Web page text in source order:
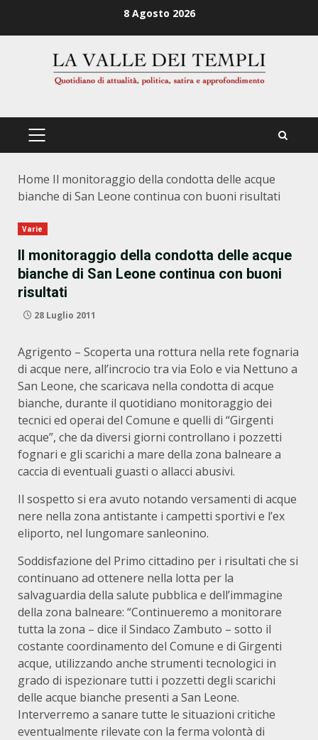
8 Agosto 2026
PRIMÄRES
Home Il monitoraggio della condotta delle acque
bianche di San Leone continua con buoni risultati
Varie
Il monitoraggio della condotta delle acque
bianche di San Leone continua con buoni
risultati
28 Luglio 2011
Agrigento – Scoperta una rottura nella rete fognaria
di acque nere, all’incrocio tra via Eolo e via Nettuno a
San Leone, che scaricava nella condotta di acque
bianche, durante il quotidiano monitoraggio dei
tecnici ed operai del Comune e quelli di “Girgenti
acque”, che da diversi giorni controllano i pozzetti
fognari e gli scarichi a mare della zona balneare a
caccia di eventuali guasti o allacci abusivi.
Il sospetto si era avuto notando versamenti di acque
nere nella zona antistante i campetti sportivi e l’ex
eliporto, nel lungomare sanleonino.
Soddisfazione del Primo cittadino per i risultati che si
continuano ad ottenere nella lotta per la
salvaguardia della salute pubblica e dell’immagine
della zona balneare: “Continueremo a monitorare
tutta la zona – dice il Sindaco Zambuto – sotto il
costante coordinamento del Comune e di Girgenti
acque, utilizzando anche strumenti tecnologici in
grado di ispezionare tutti i pozzetti degli scarichi
delle acque bianche presenti a San Leone.
Interverremo a sanare tutte le situazioni critiche
eventualmente rilevate con la ferma volontà di